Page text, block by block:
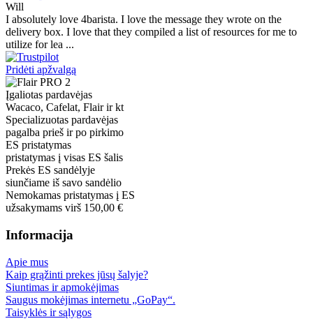
Will
I absolutely love 4barista. I love the message they wrote on the
delivery box. I love that they compiled a list of resources for me to
utilize for lea ...
Pridėti apžvalgą
Įgaliotas pardavėjas
Wacaco, Cafelat, Flair ir kt
Specializuotas pardavėjas
pagalba prieš ir po pirkimo
ES pristatymas
pristatymas į visas ES šalis
Prekės ES sandėlyje
siunčiame iš savo sandėlio
Nemokamas pristatymas į ES
užsakymams virš 150,00 €
Informacija
Apie mus
Kaip grąžinti prekes jūsų šalyje?
Siuntimas ir apmokėjimas
Saugus mokėjimas internetu „GoPay“.
Taisyklės ir sąlygos